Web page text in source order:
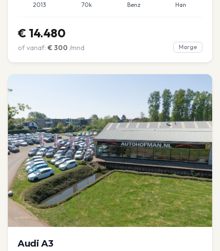
2013 70k Benz Han
€ 14.480
of vanaf: € 300 /mnd Marge
Audi A3